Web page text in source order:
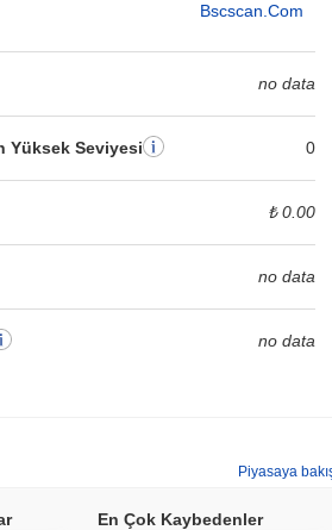
Bscscan.com
no data
Yüksek Seviyesi 0
₺ 0.00
no data
no data
Piyasaya
En Çok Kaybedenler